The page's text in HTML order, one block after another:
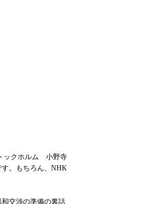
ックホルム 小野寺
。もちろん、NHK
交渉の準備の裏話